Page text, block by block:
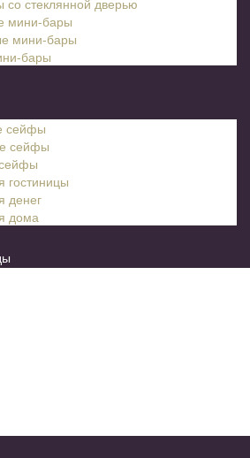
мини-бары
мини-бары
бары
сейфы
сейфы
денег
дома